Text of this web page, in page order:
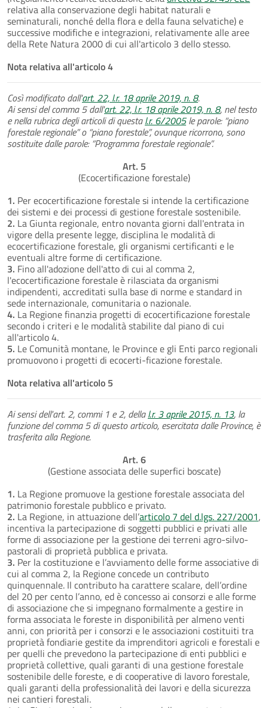
relativa alla conservazione degli habitat naturali e
seminaturali, nonché della flora e della fauna selvatiche) e
successive modifiche e integrazioni, relativamente alle aree
della Rete Natura 2000 di cui all'articolo 3 dello stesso.
Nota relativa all'articolo 4
Così modificato dall'art. 22, l.r. 18 aprile 2019, n. 8.
Ai sensi del comma 5 dall'art. 22, l.r. 18 aprile 2019, n. 8, nel testo
e nella rubrica degli articoli di questal.r. 6/2005le parole: “piano
forestale regionale” o “piano forestale”, ovunque ricorrono, sono
sostituite dalle parole: “Programma forestale regionale”.
Art. 5
(Ecocertificazione forestale)
1. Per ecocertificazione forestale si intende la certificazione
dei sistemi e dei processi di gestione forestale sostenibile.
2. La Giunta regionale, entro novanta giorni dall'entrata in
vigore della presente legge, disciplina le modalità di
ecocertificazione forestale, gli organismi certificanti e le
eventuali altre forme di certificazione.
3. Fino all'adozione dell'atto di cui al comma 2,
l'ecocertificazione forestale è rilasciata da organismi
indipendenti, accreditati sulla base di norme e standard in
sede internazionale, comunitaria o nazionale.
4. La Regione finanzia progetti di ecocertificazione forestale
secondo i criteri e le modalità stabilite dal piano di cui
all'articolo 4.
5. Le Comunità montane, le Province e gli Enti parco regionali
promuovono i progetti di ecocerti-ficazione forestale.
Nota relativa all'articolo 5
Ai sensi dell'art. 2, commi 1 e 2, dellal.r. 3 aprile 2015, n. 13, la
funzione del comma 5 di questo articolo, esercitata dalle Province, è
trasferita alla Regione.
Art. 6
(Gestione associata delle superfici boscate)
1. La Regione promuove la gestione forestale associata del
patrimonio forestale pubblico e privato.
2. La Regione, in attuazione dell’articolo 7 del d.lgs. 227/2001,
incentiva la partecipazione di soggetti pubblici e privati alle
forme di associazione per la gestione dei terreni agro-silvo-
pastorali di proprietà pubblica e privata.
3. Per la costituzione e l’avviamento delle forme associative di
cui al comma 2, la Regione concede un contributo
quinquennale. Il contributo ha carattere scalare, dell’ordine
del 20 per cento l’anno, ed è concesso ai consorzi e alle forme
di associazione che si impegnano formalmente a gestire in
forma associata le foreste in disponibilità per almeno venti
anni, con priorità per i consorzi e le associazioni costituiti tra
proprietà fondiarie gestite da imprenditori agricoli e forestali e
per quelli che prevedono la partecipazione di enti pubblici e
proprietà collettive, quali garanti di una gestione forestale
sostenibile delle foreste, e di cooperative di lavoro forestale,
quali garanti della professionalità dei lavori e della sicurezza
nei cantieri forestali.